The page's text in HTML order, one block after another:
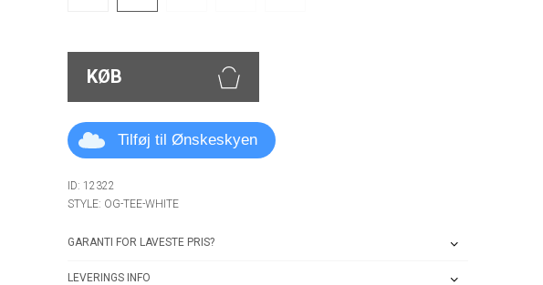
KØB
Tilføj til Ønskeskyen
ID: 12322
STYLE: OG-TEE-WHITE
GARANTI FOR LAVESTE PRIS?
LEVERINGS INFO